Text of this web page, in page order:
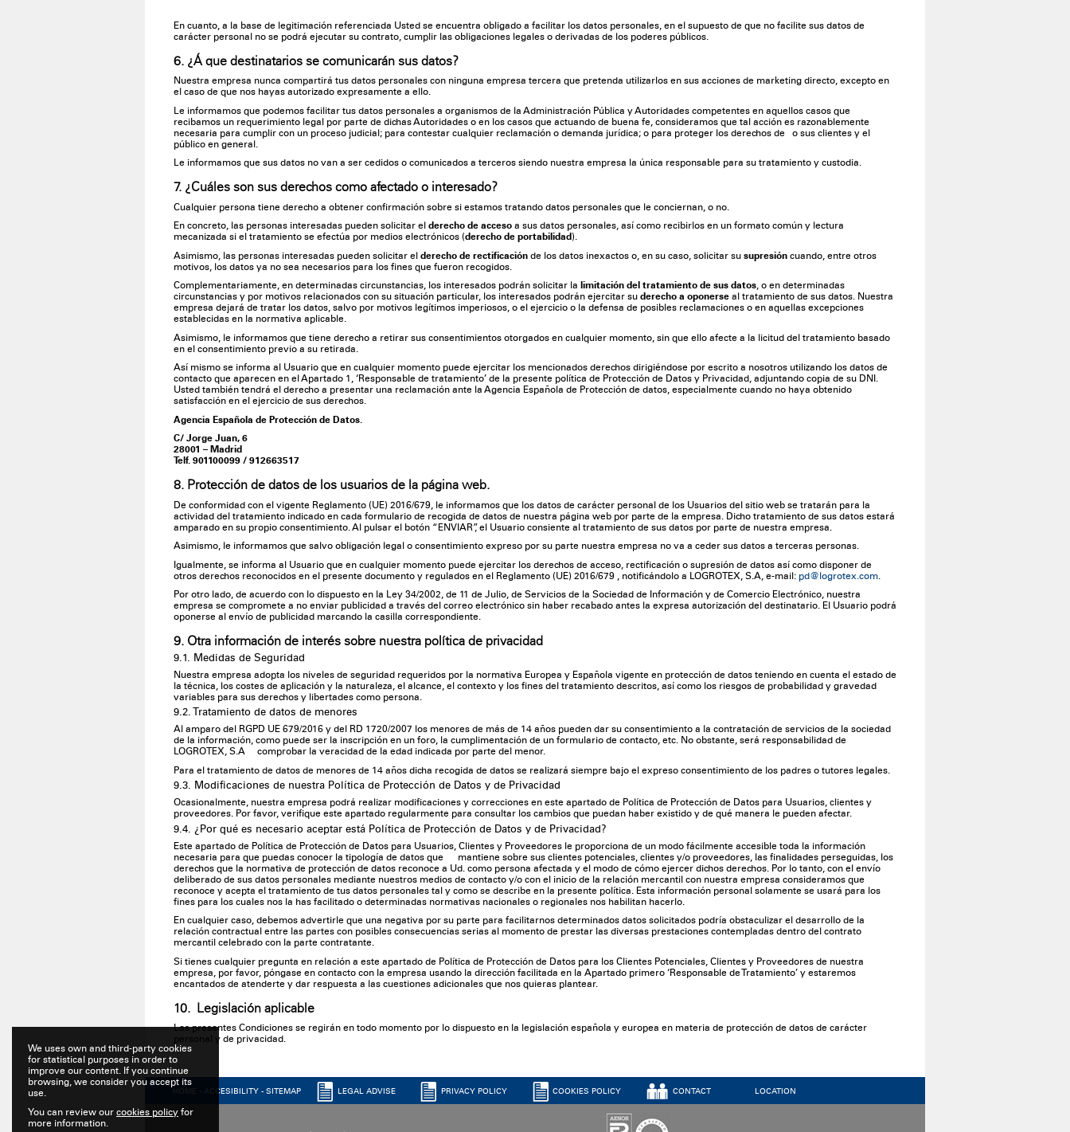
En cuanto, a la base de legitimación referenciada Usted se encuentra obligado a facilitar los datos personales, en el supuesto de que no facilite sus datos de
carácter personal no se podrá ejecutar su contrato, cumplir las obligaciones legales o derivadas de los poderes públicos.
6. ¿Á que destinatarios se comunicarán sus datos?
Nuestra empresa nunca compartirá tus datos personales con ninguna empresa tercera que pretenda utilizarlos en sus acciones de marketing directo, excepto en
el caso de que nos hayas autorizado expresamente a ello.
Le informamos que podemos facilitar tus datos personales a organismos de la Administración Pública y Autoridades competentes en aquellos casos que
recibamos un requerimiento legal por parte de dichas Autoridades o en los casos que actuando de buena fe, consideramos que tal acción es razonablemente
necesaria para cumplir con un proceso judicial; para contestar cualquier reclamación o demanda jurídica; o para proteger los derechos de o sus clientes y el
público en general.
Le informamos que sus datos no van a ser cedidos o comunicados a terceros siendo nuestra empresa la única responsable para su tratamiento y custodia.
7. ¿Cuáles son sus derechos como afectado o interesado?
Cualquier persona tiene derecho a obtener confirmación sobre si estamos tratando datos personales que le conciernan, o no.
En concreto, las personas interesadas pueden solicitar el derecho de accesoa sus datos personales, así como recibirlos en un formato común y lectura
mecanizada si el tratamiento se efectúa por medios electrónicos (derecho de portabilidad ).
Asimismo, las personas interesadas pueden solicitar el derecho de rectificaciónde los datos inexactos o, en su caso, solicitar su supresióncuando, entre otros
motivos, los datos ya no sea necesarios para los fines que fueron recogidos.
Complementariamente, en determinadas circunstancias, los interesados podrán solicitar la limitación del tratamiento de sus datos, o en determinadas
circunstancias y por motivos relacionados con su situación particular, los interesados podrán ejercitar su derecho a oponerseal tratamiento de sus datos. Nuestra
empresa dejará de tratar los datos, salvo por motivos legítimos imperiosos, o el ejercicio o la defensa de posibles reclamaciones o en aquellas excepciones
establecidas en la normativa aplicable.
Asimismo, le informamos que tiene derecho a retirar sus consentimientos otorgados en cualquier momento, sin que ello afecte a la licitud del tratamiento basado
en el consentimiento previo a su retirada.
Así mismo se informa al Usuario que en cualquier momento puede ejercitar los mencionados derechos dirigiéndose por escrito a nosotros utilizando los datos de
contacto que aparecen en el Apartado 1, ‘Responsable de tratamiento’ de la presente política de Protección de Datos y Privacidad, adjuntando copia de su DNI.
Usted también tendrá el derecho a presentar una reclamación ante la Agencia Española de Protección de datos, especialmente cuando no haya obtenido
satisfacción en el ejercicio de sus derechos.
Agencia Española de Protección de Datos.
C/ Jorge Juan, 6
28001 – Madrid
Telf. 901100099 / 912663517
8. Protección de datos de los usuarios de la página web.
De conformidad con el vigente Reglamento (UE) 2016/679, le informamos que los datos de carácter personal de los Usuarios del sitio web se tratarán para la
actividad del tratamiento indicado en cada formulario de recogida de datos de nuestra página web por parte de la empresa. Dicho tratamiento de sus datos estará
amparado en su propio consentimiento. Al pulsar el botón “ENVIAR”, el Usuario consiente al tratamiento de sus datos por parte de nuestra empresa.
Asimismo, le informamos que salvo obligación legal o consentimiento expreso por su parte nuestra empresa no va a ceder sus datos a terceras personas.
Igualmente, se informa al Usuario que en cualquier momento puede ejercitar los derechos de acceso, rectificación o supresión de datos así como disponer de
otros derechos reconocidos en el presente documento y regulados en el Reglamento (UE) 2016/679 , notificándolo a LOGROTEX, S.A, e-mail: pd@logrotex.com.
Por otro lado, de acuerdo con lo dispuesto en la Ley 34/2002, de 11 de Julio, de Servicios de la Sociedad de Información y de Comercio Electrónico, nuestra
empresa se compromete a no enviar publicidad a través del correo electrónico sin haber recabado antes la expresa autorización del destinatario. El Usuario podrá
oponerse al envío de publicidad marcando la casilla correspondiente.
9. Otra información de interés sobre nuestra política de privacidad
9.1. Medidas de Seguridad
Nuestra empresa adopta los niveles de seguridad requeridos por la normativa Europea y Española vigente en protección de datos teniendo en cuenta el estado de
la técnica, los costes de aplicación y la naturaleza, el alcance, el contexto y los fines del tratamiento descritos, así como los riesgos de probabilidad y gravedad
variables para sus derechos y libertades como persona.
9.2. Tratamiento de datos de menores
Al amparo del RGPD UE 679/2016 y del RD 1720/2007 los menores de más de 14 años pueden dar su consentimiento a la contratación de servicios de la sociedad
de la información, como puede ser la inscripción en un foro, la cumplimentación de un formulario de contacto, etc. No obstante, será responsabilidad de
LOGROTEX, S.A comprobar la veracidad de la edad indicada por parte del menor.
Para el tratamiento de datos de menores de 14 años dicha recogida de datos se realizará siempre bajo el expreso consentimiento de los padres o tutores legales.
9.3. Modificaciones de nuestra Política de Protección de Datos y de Privacidad
Ocasionalmente, nuestra empresa podrá realizar modificaciones y correcciones en este apartado de Política de Protección de Datos para Usuarios, clientes y
proveedores. Por favor, verifique este apartado regularmente para consultar los cambios que puedan haber existido y de qué manera le pueden afectar.
9.4. ¿Por qué es necesario aceptar está Política de Protección de Datos y de Privacidad?
Este apartado de Política de Protección de Datos para Usuarios, Clientes y Proveedores le proporciona de un modo fácilmente accesible toda la información
necesaria para que puedas conocer la tipología de datos que mantiene sobre sus clientes potenciales, clientes y/o proveedores, las finalidades perseguidas, los
derechos que la normativa de protección de datos reconoce a Ud. como persona afectada y el modo de cómo ejercer dichos derechos. Por lo tanto, con el envío
deliberado de sus datos personales mediante nuestros medios de contacto y/o con el inicio de la relación mercantil con nuestra empresa consideramos que
reconoce y acepta el tratamiento de tus datos personales tal y como se describe en la presente política. Esta información personal solamente se usará para los
fines para los cuales nos la has facilitado o determinadas normativas nacionales o regionales nos habilitan hacerlo.
En cualquier caso, debemos advertirle que una negativa por su parte para facilitarnos determinados datos solicitados podría obstaculizar el desarrollo de la
relación contractual entre las partes con posibles consecuencias serias al momento de prestar las diversas prestaciones contempladas dentro del contrato
mercantil celebrado con la parte contratante.
Si tienes cualquier pregunta en relación a este apartado de Política de Protección de Datos para los Clientes Potenciales, Clientes y Proveedores de nuestra
empresa, por favor, póngase en contacto con la empresa usando la dirección facilitada en la Apartado primero ‘Responsable de Tratamiento’ y estaremos
encantados de atenderte y dar respuesta a las cuestiones adicionales que nos quieras plantear.
10. Legislación aplicable
Las presentes Condiciones se regirán en todo momento por lo dispuesto en la legislación española y europea en materia de protección de datos de carácter
personal y de privacidad.
HOME - ACCESIBILITY- SITEMAP LEGAL ADVISE PRIVACY POLICY COOKIES POLICY CONTACT LOCATION
We uses own and third-party cookies
for statistical purposes in order to
improve our content. If you continue
browsing, we consider you accept its
use.
You can review our cookies policy for
more information.